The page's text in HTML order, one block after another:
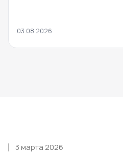
03.08.2026
3 марта 2026